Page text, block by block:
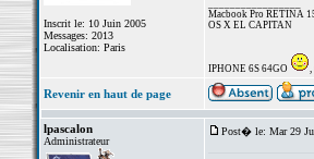
Inscrit le: 10 Juin 2005
Messages: 2013
Localisation: Paris
Macbook Pro RETINA
OS X EL CAPITAN
IPHONE 6S 64GO ,
Revenir en haut de page
lpascalon
Administrateur
Post� le: Mar 29